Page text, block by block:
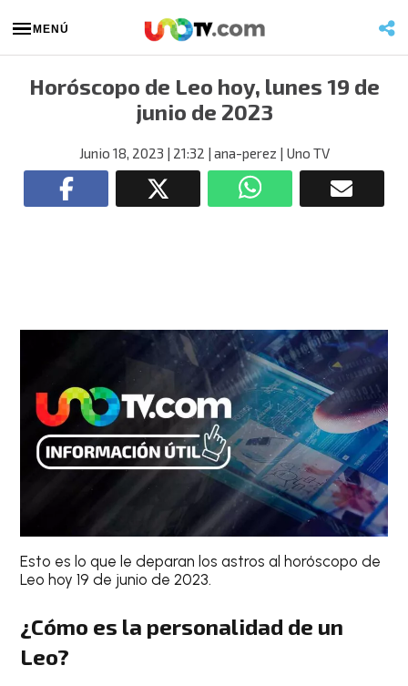
MENÚ
Horóscopo de Leo hoy, lunes 19 de
junio de 2023
Junio 18, 2023 | 21:32 | ana-perez | Uno TV
Esto es lo que le deparan los astros alhoróscopo de
Leo hoy 19 de junio de 2023.
¿Cómo es la personalidad de un
Leo?